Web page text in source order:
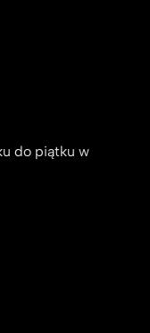
do piątku w